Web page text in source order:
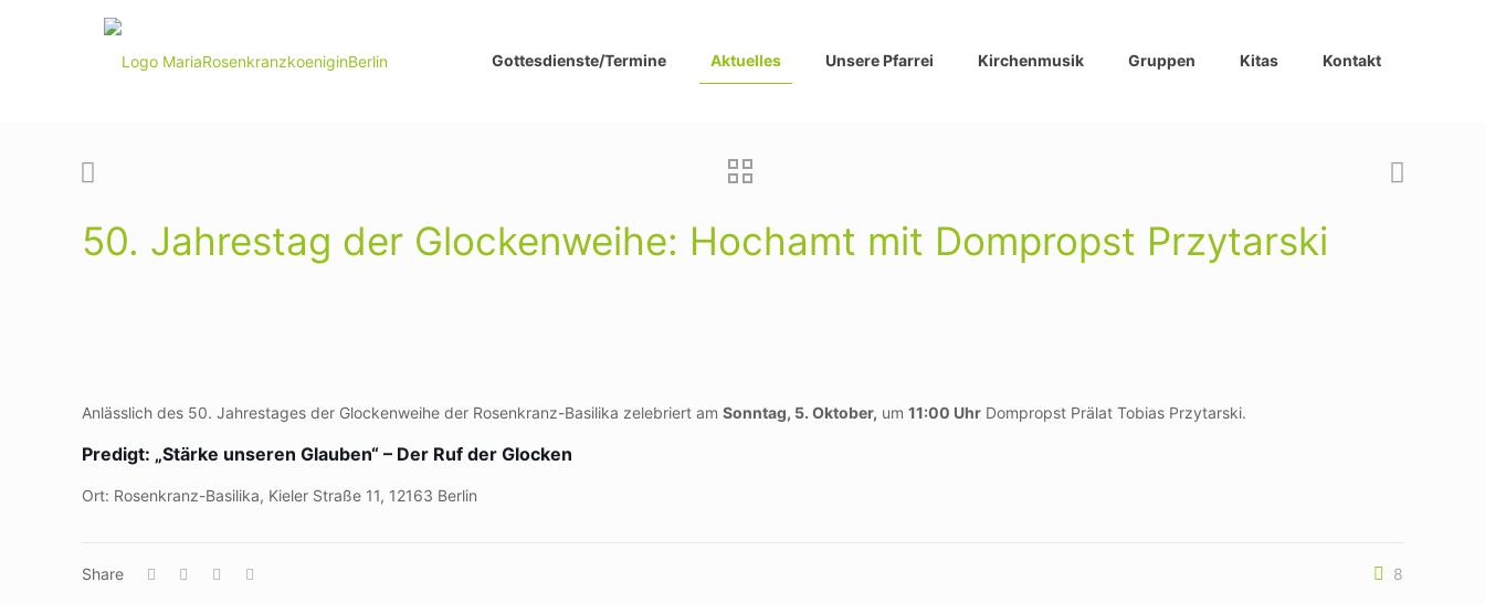
Gottesdienste/Termine Aktuelles Unsere Pfarrei Kirchenmusik Gruppen Kitas Kontakt
50. Jahrestag der Glockenweihe: Hochamt mit Dompropst Przytarski
Anlässlich des 50. Jahrestages der Glockenweihe der Rosenkranz-Basilika zelebriert amSonntag, 5. Oktober, um11:00 Uhr Dompropst Prälat Tobias Przytarski.
Predigt: „Stärke unseren Glauben“ – Der Ruf der Glocken
Ort: Rosenkranz-Basilika, Kieler Straße 11, 12163 Berlin
Share 8